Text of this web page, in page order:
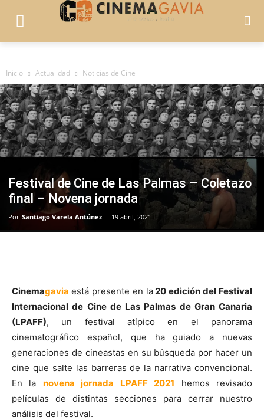
Inicio Actualidad Noticias de Cine
Festival de Cine de Las Palmas – Coletazo
final – Novena jornada
Por Santiago Varela Antúnez - 19 abril, 2021
Cinemagavia está presente en la20 edición del Festival
Internacional de Cine de Las Palmas de Gran Canaria
(LPAFF), un festival atípico en el panorama
cinematográfico español, que ha guiado a nuevas
generaciones de cineastas en su búsqueda por hacer un
cine que salte las barreras de la narrativa convencional.
En la novena jornada LPAFF 2021 hemos revisado
películas de distintas secciones para cerrar nuestro
análisis del festival.